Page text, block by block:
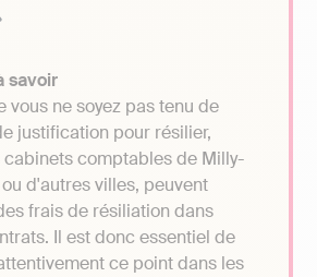
savoir
vous ne soyez pas tenu de
justification pour résilier,
comptables de Milly-
d'autres villes, peuvent
frais de résiliation dans
Il est donc essentiel de
ce point dans les